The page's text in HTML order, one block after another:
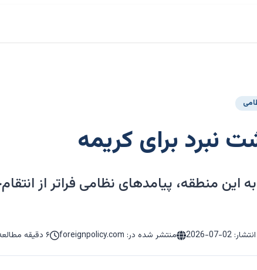
نبرد برای کریمه
این منطقه، پیامدهای نظامی فراتر از
2026-07-02 منتشر شده در: foreignpolicy.com ۶ دقیقه مطالعه